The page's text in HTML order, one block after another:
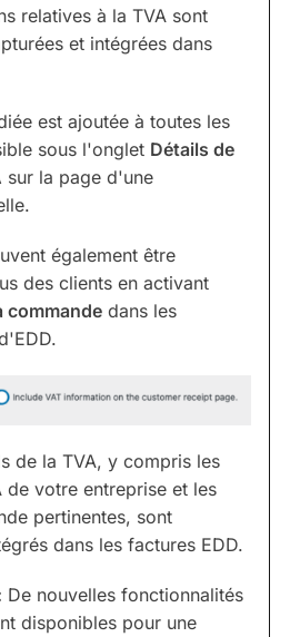
relatives à la TVA sont
et intégrées dans
est ajoutée à toutes les
sous l'onglet Détails de
sur la page d'une
également être
des clients en activant
commande dans les
de la TVA, y compris les
de votre entreprise et les
pertinentes, sont
dans les factures EDD.
De nouvelles fonctionnalités
disponibles pour une